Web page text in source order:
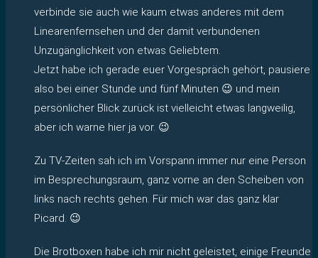
verbinde sie auch wie kaum etwas anderes mit dem
Linearenfernsehen und der damit verbundenen
Unzugänglichkeit von etwas Geliebtem.
Jetzt habe ich gerade euer Vorgespräch gehört, pausiere
also bei einer Stunde und fünf Minuten 😉 und mein
persönlicher Blick zurück ist vielleicht etwas langweilig,
aber ich warne hier ja vor. 😉
Zu TV-Zeiten sah ich im Vorspann immer nur eine Person
im Besprechungsraum, ganz vorne an den Scheiben von
links nach rechts gehen. Für mich war das ganz klar
Picard. 😉
Die Brotboxen habe ich mir nicht geleistet, einige Freunde